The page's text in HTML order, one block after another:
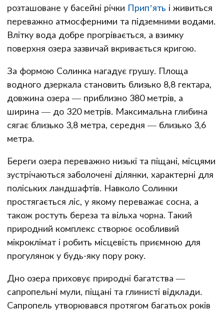
розташоване у басейні річки Прип’ять і живиться
переважно атмосферними та підземними водами.
Влітку вода добре прогрівається, а взимку
поверхня озера зазвичай вкривається кригою.
За формою Солинка нагадує грушу. Площа
водного дзеркала становить близько 8,8 гектара,
довжина озера — приблизно 380 метрів, а
ширина — до 320 метрів. Максимальна глибина
сягає близько 3,8 метра, середня — близько 3,6
метра.
Береги озера переважно низькі та піщані, місцями
зустрічаються заболочені ділянки, характерні для
поліських ландшафтів. Навколо Солинки
простягається ліс, у якому переважає сосна, а
також ростуть береза та вільха чорна. Такий
природний комплекс створює особливий
мікроклімат і робить місцевість приємною для
прогулянок у будь-яку пору року.
Дно озера приховує природні багатства —
сапропельні мули, піщані та глинисті відклади.
Сапропель утворювався протягом багатьох років